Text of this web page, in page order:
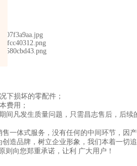
下损坏的零配件；
费用；
间凡发生质量问题，只需昌志售后，后续
一体式服务，没有任何的中间环节，因
造品牌，树立企业形象，我们本着一切
向您郑重承诺，让利 广大用户！